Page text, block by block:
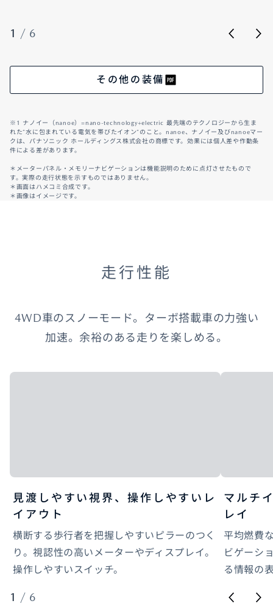
1 / 6
その他の装備
※1 ナノイー（nanoe）=nano-technology+electric 最先端のテクノロジーから生ま
れた”水に包まれている電気を帯びたイオン”のこと。nanoe、ナノイー及びnanoeマー
クは、パナソニック ホールディングス株式会社の商標です。効果には個人差や作動条
件による差があります。
＊メーターパネル・メモリーナビゲーションは機能説明のために点灯させたもので
す。実際の走行状態を示すものではありません。
＊画面はハメコミ合成です。
＊画像はイメージです。
走行性能
4WD車のスノーモード。ターボ搭載車の力強い
加速。余裕のある走りを楽しめる。
見渡しやすい視界、操作しやすいレ
イアウト
横断する歩行者を把握しやすいピラーのつく
り。視認性の高いメーターやディスプレイ。
操作しやすいスイッチ。
マルチ
レイ
平均燃費
ビゲーシ
る情報の
1 / 6